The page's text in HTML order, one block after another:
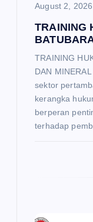
August 2, 2026
TRAINING
TRAINING
DAN
sektor
kerangka
berperan
terhadap